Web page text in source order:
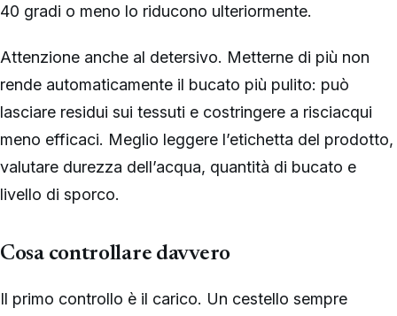
40 gradi o meno lo riducono ulteriormente.
Attenzione anche al detersivo. Metterne di più non
rende automaticamente il bucato più pulito: può
lasciare residui sui tessuti e costringere a risciacqui
meno efficaci. Meglio leggere l’etichetta del prodotto,
valutare durezza dell’acqua, quantità di bucato e
livello di sporco.
Cosa controllare davvero
Il primo controllo è il carico. Un cestello sempre